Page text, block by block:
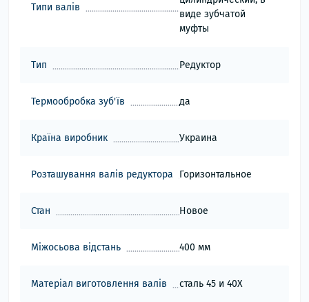
Типи валів
виде зубчатой
муфты
Тип Редуктор
Термообробка зуб'їв да
Країна виробник Украина
Розташування валів редуктора Горизонтальное
Стан Новое
Міжосьова відстань 400 мм
Матеріал виготовлення валів сталь 45 и 40Х